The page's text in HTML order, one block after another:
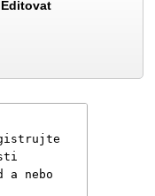
Editovat